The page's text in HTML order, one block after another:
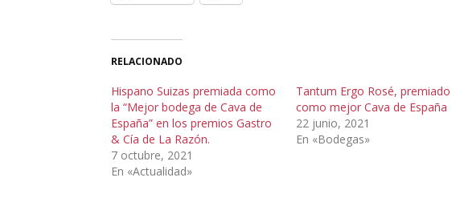
RELACIONADO
Hispano Suizas premiada como
la “Mejor bodega de Cava de
España” en los premios Gastro
& Cía de La Razón.
7 octubre, 2021
En «Actualidad»
Tantum Ergo Rosé, premiado
como mejor Cava de España
22 junio, 2021
En «Bodegas»